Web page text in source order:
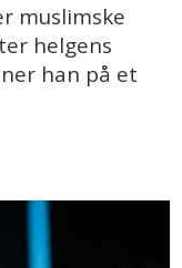
muslimske
helgens
han på et